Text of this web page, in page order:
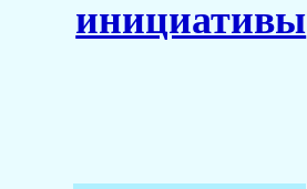
инициативы